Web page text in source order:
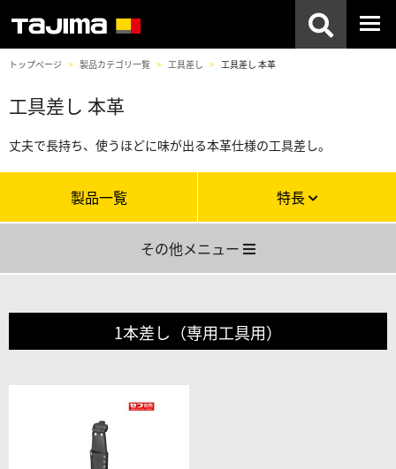
トップページ 製品カテゴリ一覧 工具差し 工具差し 本革
工具差し 本革
丈夫で長持ち、使うほどに味が出る本革仕様の工具差し。
製品一覧 特長
その他メニュー
1本差し（専用工具用）